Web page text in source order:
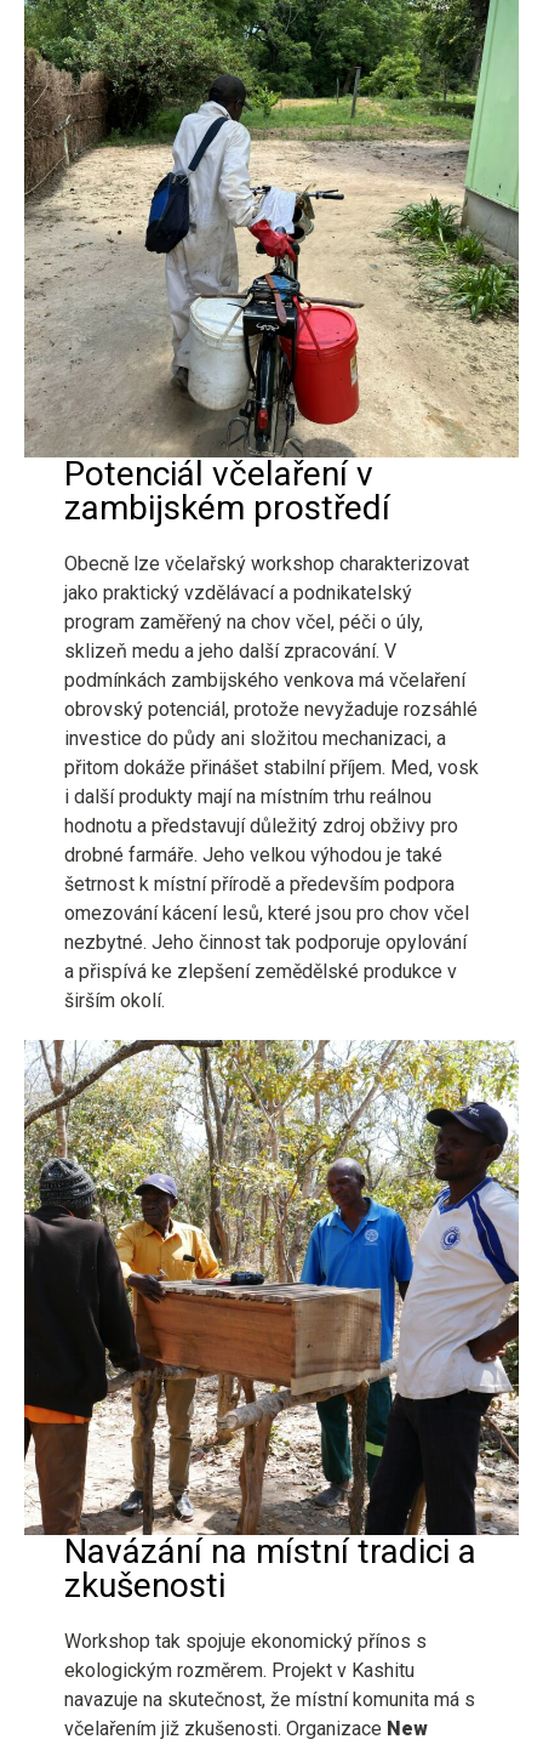
Potenciál včelaření v
zambijském prostředí
Obecně lze včelařský workshop charakterizovat
jako praktický vzdělávací a podnikatelský
program zaměřený na chov včel, péči o úly,
sklizeň medu a jeho další zpracování. V
podmínkách zambijského venkova má včelaření
obrovský potenciál, protože nevyžaduje rozsáhlé
investice do půdy ani složitou mechanizaci, a
přitom dokáže přinášet stabilní příjem. Med, vosk
i další produkty mají na místním trhu reálnou
hodnotu a představují důležitý zdroj obživy pro
drobné farmáře. Jeho velkou výhodou je také
šetrnost k místní přírodě a především podpora
omezování kácení lesů, které jsou pro chov včel
nezbytné. Jeho činnost tak podporuje opylování
a přispívá ke zlepšení zemědělské produkce v
širším okolí.
Navázání na místní tradici a
zkušenosti
Workshop tak spojuje ekonomický přínos s
ekologickým rozměrem. Projekt v Kashitu
navazuje na skutečnost, že místní komunita má s
včelařením již zkušenosti. Organizace New